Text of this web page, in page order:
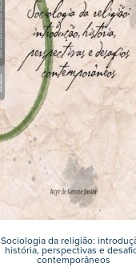
Sociologia da religião:
história, perspectivas e
contemporâneos